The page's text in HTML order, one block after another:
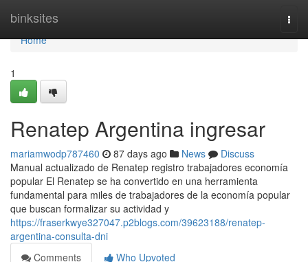
binksites
Home
Home
1
Renatep Argentina ingresar
mariamwodp787460 87 days ago News
Discuss
Manual actualizado de Renatep registro trabajadores economía
popular El Renatep se ha convertido en una herramienta
fundamental para miles de trabajadores de la economía popular
que buscan formalizar su actividad y
https://fraserkwye327047.p2blogs.com/39623188/renatep-
argentina-consulta-dni
Comments
Who Upvoted